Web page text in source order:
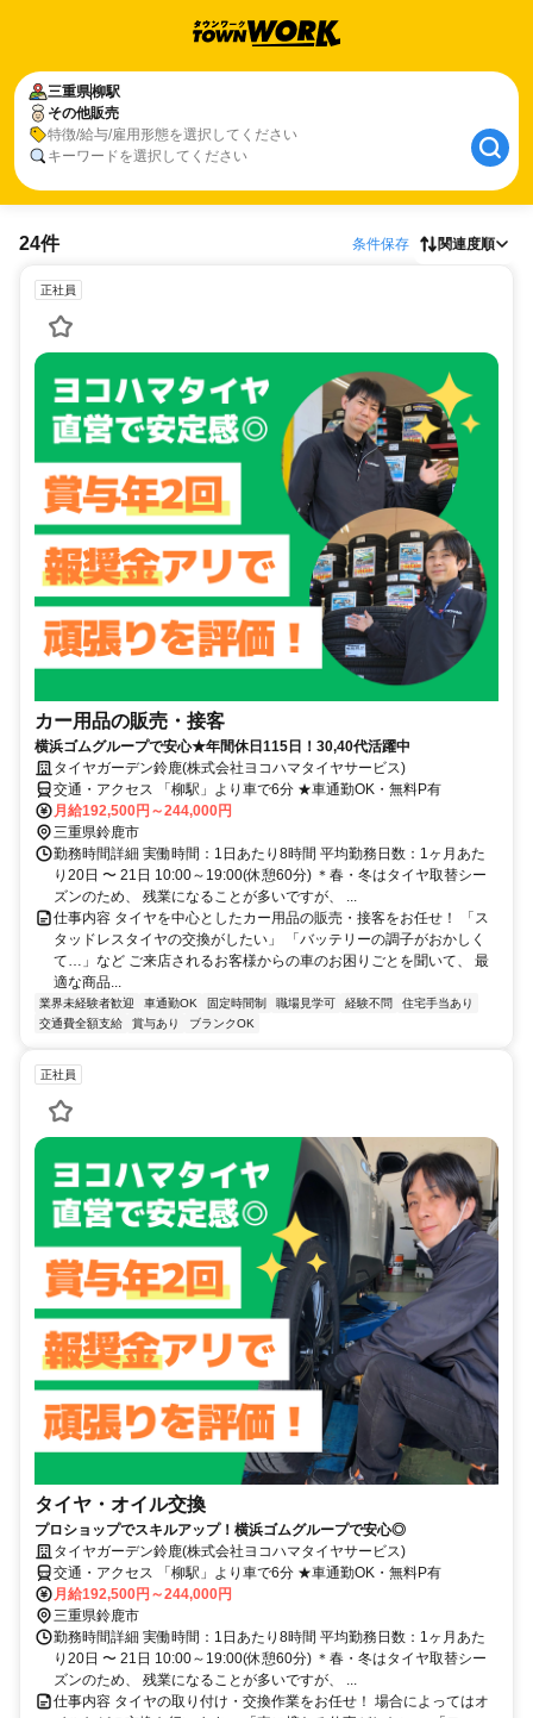
三重県柳駅
その他販売
特徴/給与/雇用形態を選択してください
キーワードを選択してください
24件 条件保存 関連度順
正社員
カー用品の販売・接客
横浜ゴムグループで安心★年間休日115日！30,40代活躍中
タイヤガーデン鈴鹿(株式会社ヨコハマタイヤサービス)
交通・アクセス 「柳駅」より車で6分 ★車通勤OK・無料P有
月給192,500円～244,000円
三重県鈴鹿市
勤務時間詳細 実働時間：1日あたり8時間 平均勤務日数：1ヶ月あた
り20日 〜 21日 10:00～19:00(休憩60分) ＊春・冬はタイヤ取替シー
ズンのため、 残業になることが多いですが、 ...
仕事内容 タイヤを中心としたカー用品の販売・接客をお任せ！ 「ス
タッドレスタイヤの交換がしたい」 「バッテリーの調子がおかしく
て…」など ご来店されるお客様からの車のお困りごとを聞いて、 最
適な商品...
業界未経験者歓迎 車通勤OK 固定時間制 職場見学可 経験不問
住宅手当あり
交通費全額支給
賞与あり ブランクOK
正社員
タイヤ・オイル交換
プロショップでスキルアップ！横浜ゴムグループで安心◎
タイヤガーデン鈴鹿(株式会社ヨコハマタイヤサービス)
交通・アクセス 「柳駅」より車で6分 ★車通勤OK・無料P有
月給192,500円～244,000円
三重県鈴鹿市
勤務時間詳細 実働時間：1日あたり8時間 平均勤務日数：1ヶ月あた
り20日 〜 21日 10:00～19:00(休憩60分) ＊春・冬はタイヤ取替シー
ズンのため、 残業になることが多いですが、 ...
仕事内容 タイヤの取り付け・交換作業をお任せ！ 場合によってはオ